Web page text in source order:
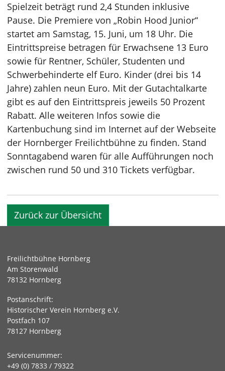
Spielzeit beträgt rund 2,4 Stunden inklusive
Pause. Die Premiere von „Robin Hood Junior“
startet am Samstag, 15. Juni, um 18 Uhr. Die
Eintrittspreise betragen für Erwachsene 13 Euro
sowie für Rentner, Schüler, Studenten und
Schwerbehinderte elf Euro. Kinder (drei bis 14
Jahre) zahlen neun Euro. Mit der Gutachtalkarte
gibt es auf den Eintrittspreis jeweils 50 Prozent
Rabatt. Alle weiteren Infos sowie die
Kartenbuchung sind im Internet auf der Webseite
der Hornberger Freilichtbühne zu finden. Stand
Sonntagabend waren für alle Aufführungen noch
zwischen rund 50 und 310 Tickets verfügbar.
Zurück zur Übersicht
Freilichtbühne Hornberg
Am Storenwald
78132 Hornberg
Postanschrift:
Historischer Verein Hornberg e.V.
Postfach 107
78127 Hornberg
Servicenummer:
+49 (0) 7833 / 79322